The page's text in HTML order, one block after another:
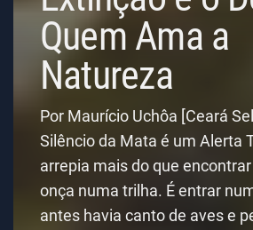
Quem Ama a
Natureza
Por Maurício Uchôa [Ceará
Silêncio da Mata é um Alerta
arrepia mais do que
onça numa trilha. É entrar
antes havia canto de aves e